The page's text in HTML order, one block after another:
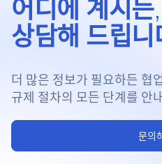
어디에 계시든,
상담해 드립니
더 많은 정보가 필요하든 협
규제 절차의 모든 단계를 안
문의